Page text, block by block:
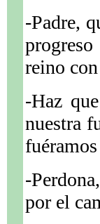
-Padre,
reino
-Haz
nuestra
-
por el